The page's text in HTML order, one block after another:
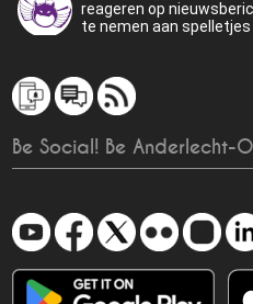
reageren op
te nemen aan spelletjes
Be Social! Be Anderlecht-